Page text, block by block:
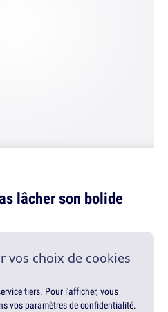
lâcher son bolide
vos choix de cookies
tiers. Pour l'afficher, vous
vos paramètres de confidentialité.